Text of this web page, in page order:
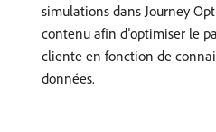
simulations dans Journey
contenu afin d’optimiser le
cliente en fonction de
données.